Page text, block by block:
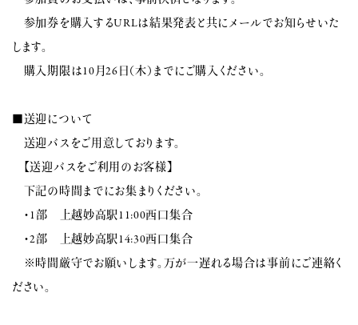
参加券を購入するURLは結果発表と共にメールでお知らせいた
します。
購入期限は10月26日（木）までにご購入ください。
■送迎について
送迎バスをご用意しております。
【送迎バスをご利用のお客様】
下記の時間までにお集まりください。
・1部 上越妙高駅11:00西口集合
・2部 上越妙高駅14:30西口集合
※時間厳守でお願いします。万が一遅れる場合は事前にご連絡く
ださい。